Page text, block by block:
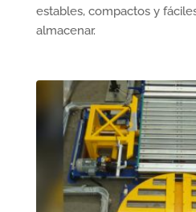
estables, compactos y
almacenar.